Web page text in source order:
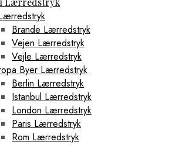
Brande Lærredstryk
Vejen Lærredstryk
Vejle Lærredstryk
Byer Lærredstryk
Berlin Lærredstryk
Istanbul Lærredstryk
London Lærredstryk
Paris Lærredstryk
Rom Lærredstryk